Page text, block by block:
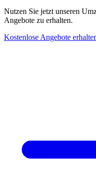
Nutzen Sie jetzt unseren
Angebote zu erhalten.
Kostenlose Angebote